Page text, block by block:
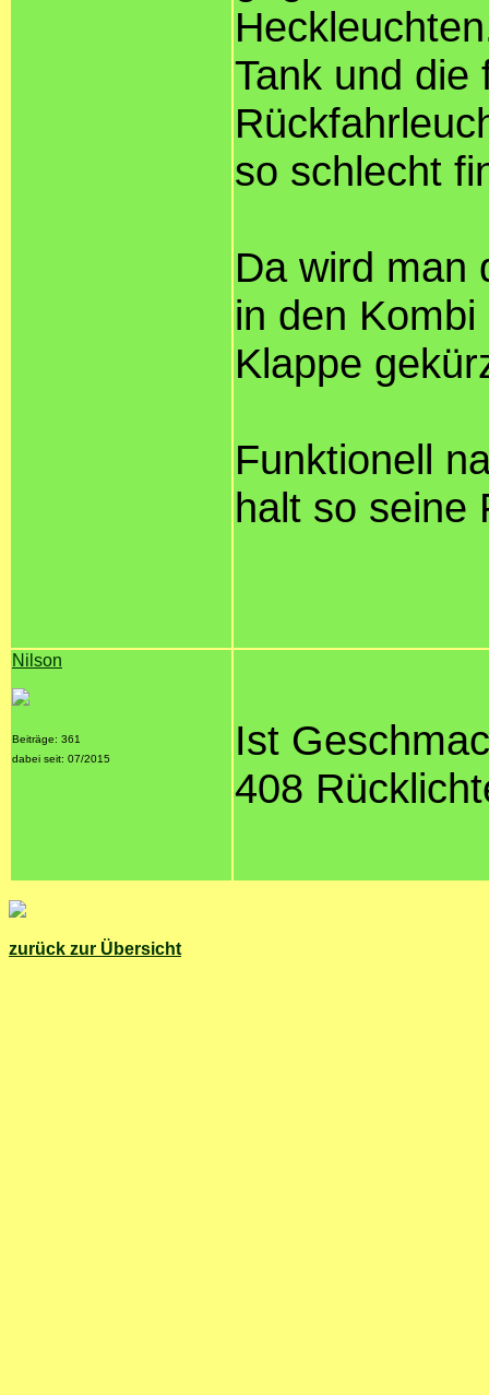
Tank und die
so schlecht
Da wird man
in den
Klappe
Funktionell
halt so seine
Nilson
Beiträge: 361
dabei seit: 07/2015
Ist
408
zurück zur Übersicht